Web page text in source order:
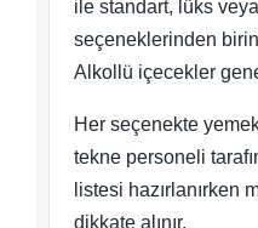
ile standart, lüks
seçeneklerinden
Alkollü içecekler
Her seçenekte
tekne personeli
listesi hazırlanırken
dikkate alınır.